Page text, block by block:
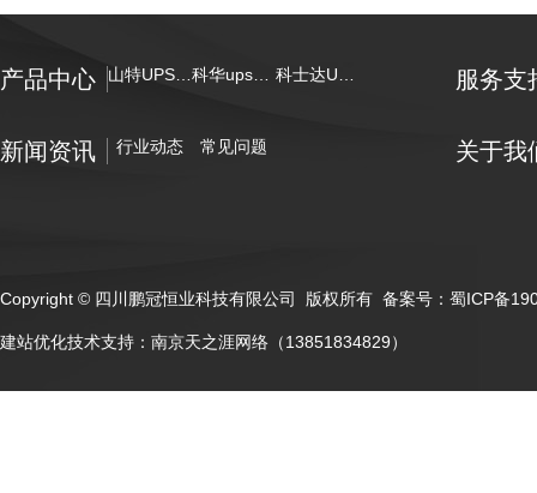
产品中心 山特UPS电源 科华ups电源 科士达UPS电源 服务支
新闻资讯 行业动态 常见问题 关于我
Copyright © 四川鹏冠恒业科技有限公司 版权所有 备案号： 蜀ICP备
建站优化技术支持： 南京天之涯网络（13851834829）